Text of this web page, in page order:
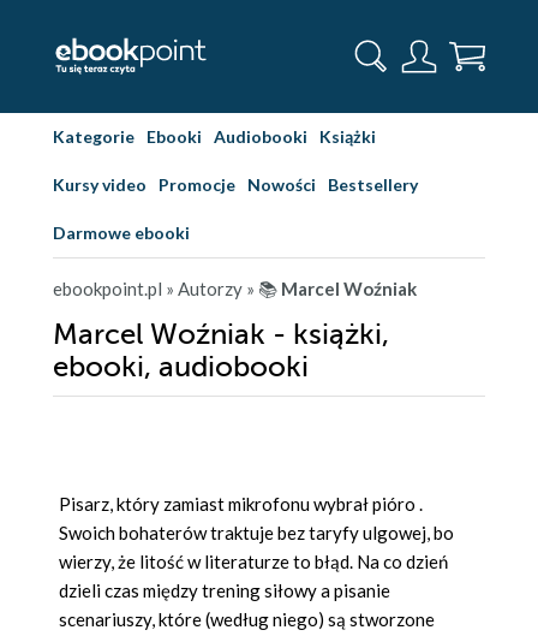
Kategorie Ebooki Audiobooki Książki
Kursy video Promocje Nowości Bestsellery
Darmowe ebooki
ebookpoint.pl » Autorzy » 📚 Marcel Woźniak
Marcel Woźniak - książki,
ebooki, audiobooki
Pisarz, który zamiast mikrofonu wybrał pióro .
Swoich bohaterów traktuje bez taryfy ulgowej, bo
wierzy, że litość w literaturze to błąd. Na co dzień
dzieli czas między trening siłowy a pisanie
scenariuszy, które (według niego) są stworzone